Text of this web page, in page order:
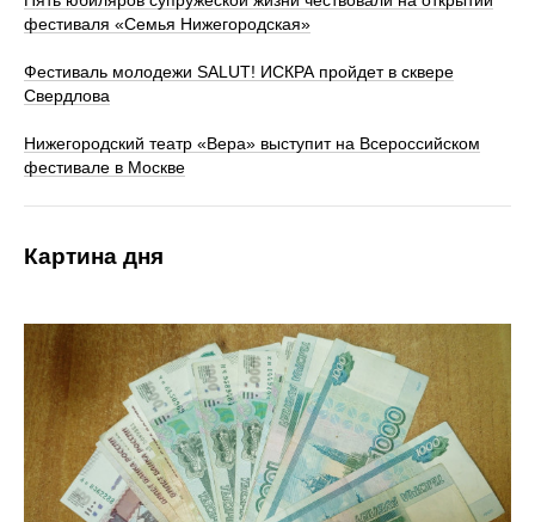
фестиваля «Семья Нижегородская»
Фестиваль молодежи SALUT! ИСКРА пройдет в сквере
Свердлова
Нижегородский театр «Вера» выступит на Всероссийском
фестивале в Москве
Картина дня